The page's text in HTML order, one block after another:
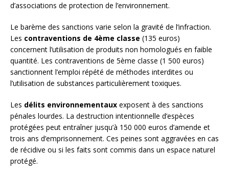
d’associations de protection de l’environnement.
Le barème des sanctions varie selon la gravité de l’infraction.
Les contraventions de 4ème classe (135 euros)
concernent l’utilisation de produits non homologués en faible
quantité. Les contraventions de 5ème classe (1 500 euros)
sanctionnent l’emploi répété de méthodes interdites ou
l’utilisation de substances particulièrement toxiques.
Les délits environnementaux exposent à des sanctions
pénales lourdes. La destruction intentionnelle d’espèces
protégées peut entraîner jusqu’à 150 000 euros d’amende et
trois ans d’emprisonnement. Ces peines sont aggravées en cas
de récidive ou si les faits sont commis dans un espace naturel
protégé.